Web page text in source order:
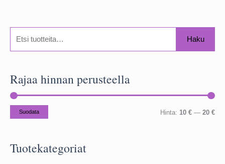
i
:
Haku
Rajaa hinnan perusteella
MM
Suodata Hinta: 10 € — 20 €
Tuotekategoriat